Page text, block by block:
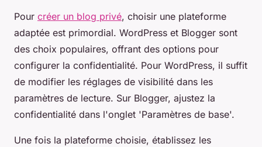
Pour créer un blog privé, choisir une plateforme
adaptée est primordial. WordPress et Blogger sont
des choix populaires, offrant des options pour
configurer la confidentialité. Pour WordPress, il suffit
de modifier les réglages de visibilité dans les
paramètres de lecture. Sur Blogger, ajustez la
confidentialité dans l'onglet 'Paramètres de base'.
Une fois la plateforme choisie, établissez les